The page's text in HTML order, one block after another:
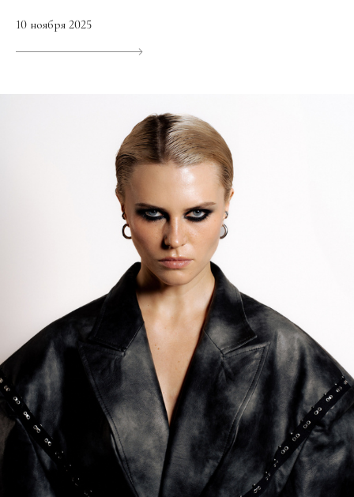
10 ноября 2025